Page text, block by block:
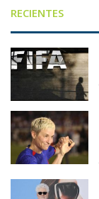
RECIENTES